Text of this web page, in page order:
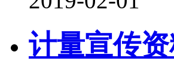
计量宣传